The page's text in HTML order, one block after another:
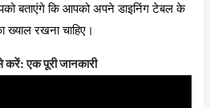
बताएंगे कि आपको अपने डाइनिंग टेबल के
रखना चाहिए।
एक पूरी जानकारी